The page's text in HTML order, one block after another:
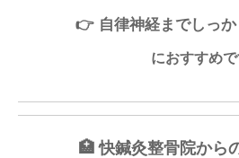
👉 自律神経までしっ
におすすめ
🏥 快鍼灸整骨院から